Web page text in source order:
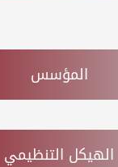
المؤسس
الهيكل التنظيمي